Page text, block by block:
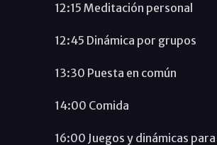
12:15 Meditación personal
12:45 Dinámica por grupos
13:30 Puesta en común
14:00 Comida
16:00 Juegos y dinámicas para